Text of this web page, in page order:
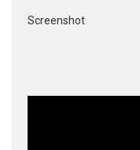
Screenshot